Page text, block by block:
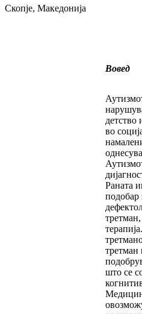
Скопје, Македонија
Вовед
детство
во
Раната
подобар
што се